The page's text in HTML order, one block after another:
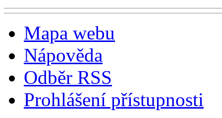
Mapa webu
Nápověda
Odběr RSS
Prohlášení přístupnosti